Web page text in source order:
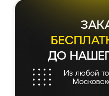
ДО
Из любой